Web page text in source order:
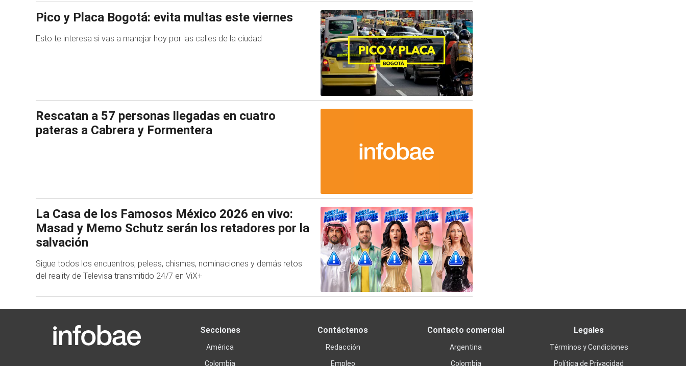
Pico y Placa Bogotá: evita multas este viernes
Esto te interesa si vas a manejar hoy por las calles de la ciudad
Rescatan a 57 personas llegadas en cuatro
pateras a Cabrera y Formentera
La Casa de los Famosos México 2026 en vivo:
Masad y Memo Schutz serán los retadores por la
salvación
Sigue todos los encuentros, peleas, chismes, nominaciones y demás retos
del reality de Televisa transmitido 24/7 en ViX+
Secciones
América
Colombia
Contáctenos
Redacción
Empleo
Contacto comercial
Argentina
Colombia
Legales
Términos y Condiciones
Política de Privacidad